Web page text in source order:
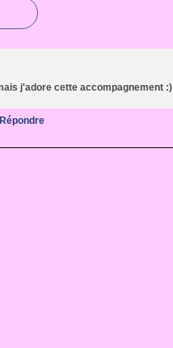
j'adore cette accompagnement :)
Répondre